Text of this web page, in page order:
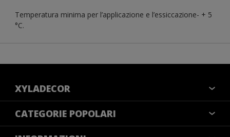
Temperatura minima per l’applicazione e l’essiccazione- + 5
°C.
XYLADECOR
COLORI
CONTATTACI
CATEGORIE POPOLARI
NOTE LEGALI